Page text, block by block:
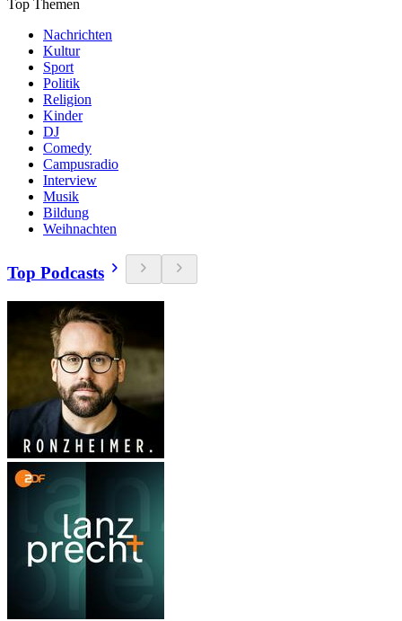
Top Themen
Nachrichten
Kultur
Sport
Politik
Religion
Kinder
DJ
Comedy
Campusradio
Interview
Musik
Bildung
Weihnachten
Top Podcasts